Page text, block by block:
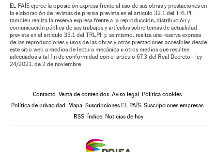
EL PAÍS ejerce la oposición expresa frente al uso de sus obras y prestaciones en
la elaboración de revistas de prensa prevista en el artículo 32.1 del TRLPI;
también realiza la reserva expresa frente a la reproducción, distribución y
comunicación pública de sus trabajos y artículos sobre temas de actualidad
prevista en el artículo 33.1 del TRLPI; y, asimismo, realiza una reserva expresa
de las reproducciones y usos de las obras y otras prestaciones accesibles desde
este sitio web a medios de lectura mecánica u otros medios que resulten
adecuados a tal fin de conformidad con el artículo 67.3 del Real Decreto - ley
24/2021, de 2 de noviembre
Contacto Venta de contenidos Aviso legal Política cookies
Política de privacidad Mapa Suscripciones EL PAÍS Suscripciones empresas
RSS Índice Noticias de hoy